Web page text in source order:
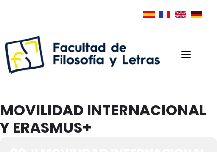
MOVILIDAD INTERNACIONAL
Y ERASMUS+